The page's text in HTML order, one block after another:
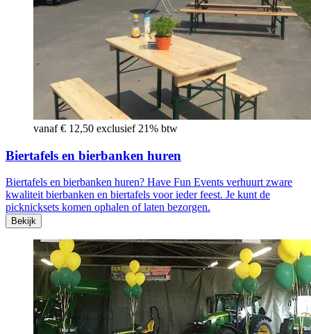
vanaf € 12,50 exclusief 21% btw
Biertafels en bierbanken huren
Biertafels en bierbanken huren? Have Fun Events verhuurt zware
kwaliteit bierbanken en biertafels voor ieder feest. Je kunt de
picknicksets komen ophalen of laten bezorgen.
Bekijk